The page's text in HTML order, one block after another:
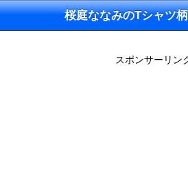
桜庭ななみのTシャツ
スポンサーリン